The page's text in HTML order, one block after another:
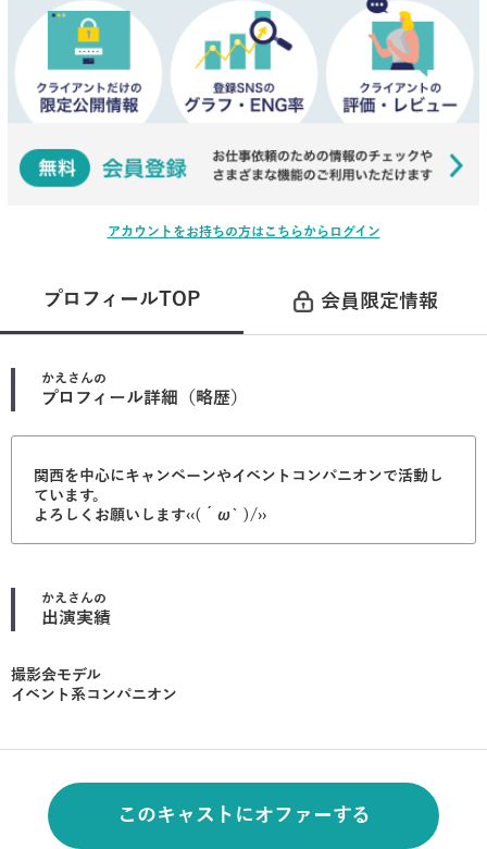
アカウントをお持ちの方はこちらからログイン
プロフィールTOP 会員限定情報
かえ さんの
プロフィール詳細（略歴）
関西を中心にキャンペーンやイベントコンパニオンで活動し
ています。
よろしくお願いします‹‹(´ω` )/››
かえ さんの
出演実績
撮影会モデル
イベント系コンパニオン
このキャストにオファーする